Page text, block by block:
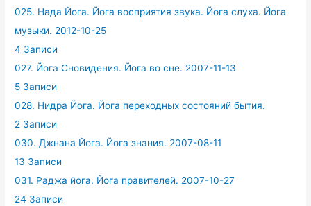
025. Нада Йога. Йога восприятия звука. Йога слуха. Йога
музыки. 2012-10-25
4 Записи
027. Йога Сновидения. Йога во сне. 2007-11-13
5 Записи
028. Нидра Йога. Йога переходных состояний бытия.
2 Записи
030. Джнана Йога. Йога знания. 2007-08-11
13 Записи
031. Раджа йога. Йога правителей. 2007-10-27
24 Записи